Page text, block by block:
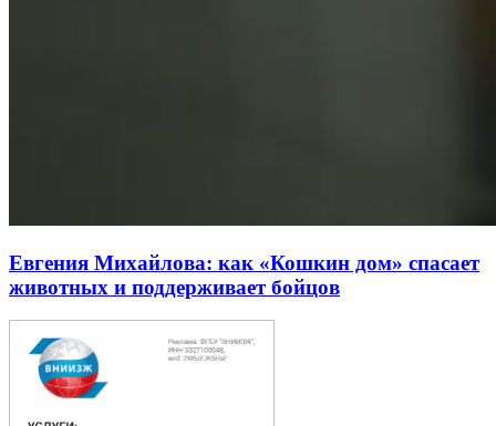
Евгения Михайлова: как «Кошкин дом» спасает
животных и поддерживает бойцов